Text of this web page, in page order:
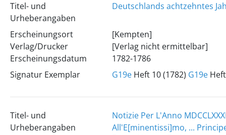
Titel- und
Urheberangaben
Deutschlands achtzehntes
Erscheinungsort
Verlag/Drucker
Erscheinungsdatum
[Kempten]
[Verlag nicht ermittelbar]
1782-1786
Signatur Exemplar
G19eHeft 10 (1782) G19eHeft
Titel- und
Urheberangaben
Notizie Per L'Anno
All'E[minentissi]mo, ...